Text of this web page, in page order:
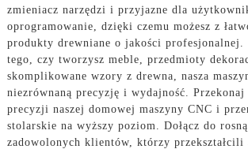
zmieniacz narzędzi i przyjazne dla
oprogramowanie, dzięki czemu możesz z
produkty drewniane o jakości profesjonalnej.
tego, czy tworzysz meble, przedmioty
skomplikowane wzory z drewna, nasza
niezrównaną precyzję i wydajność.
precyzji naszej domowej maszyny CNC i
stolarskie na wyższy poziom. Dołącz do
zadowolonych klientów, którzy przekształcili